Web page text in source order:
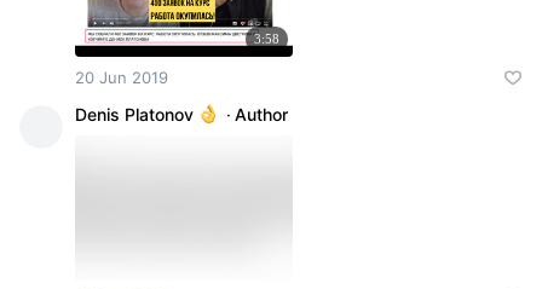
3:58
20 Jun 2019
Denis Platonov · Author